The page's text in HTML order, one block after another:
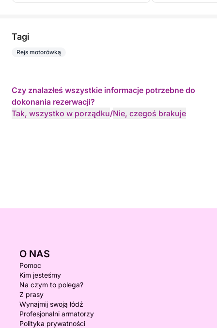
Tagi
Rejs motorówką
Czy znalazłeś wszystkie informacje potrzebne do
dokonania rezerwacji?
Tak, wszystko w porządku/Nie, czegoś brakuje
O NAS
Pomoc
Kim jesteśmy
Na czym to polega?
Z prasy
Wynajmij swoją łódź
Profesjonalni armatorzy
Polityka prywatności